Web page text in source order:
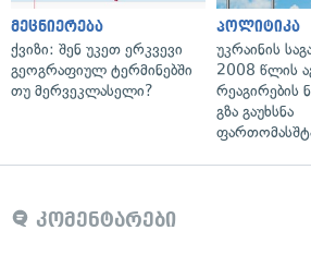
მეცნიერება
ქვიზი: შენ უკეთ ერკვევი
გეოგრაფიულ ტერმინებში
თუ მერვეკლასელი?
პოლიტიკა
უკრაინის
2008 წლის
რეაგირების
გზა გაუხსნა
კომენტარები